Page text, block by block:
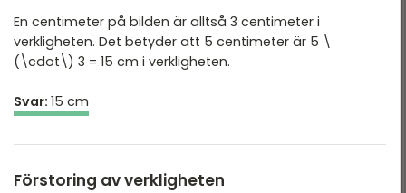
En centimeter på bilden är alltså 3 centimeter i
verkligheten. Det betyder att 5 centimeter är 5 \
(\cdot\) 3 = 15 cm i verkligheten.
Svar: 15 cm
Förstoring av verkligheten